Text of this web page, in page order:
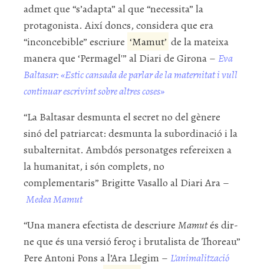
admet que “s’adapta” al que “necessita” la
protagonista. Així doncs, considera que era
“inconcebible” escriure ‘Mamut’ de la mateixa
manera que ‘Permagel'” al Diari de Girona – Eva
Baltasar: «Estic cansada de parlar de la maternitat i vull
continuar escrivint sobre altres coses»
“La Baltasar desmunta el secret no del gènere
sinó del patriarcat: desmunta la subordinació i la
subalternitat. Ambdós personatges refereixen a
la humanitat, i són complets, no
complementaris” Brigitte Vasallo al Diari Ara –
Medea Mamut
“Una manera efectista de descriure Mamutés dir-
ne que és una versió feroç i brutalista de Thoreau”
Pere Antoni Pons a l’Ara Llegim – L’animalització